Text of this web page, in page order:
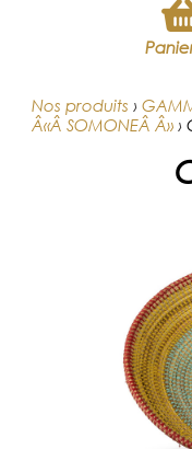
Nos produits ›
Â«Â SOMONEÂ Â»›